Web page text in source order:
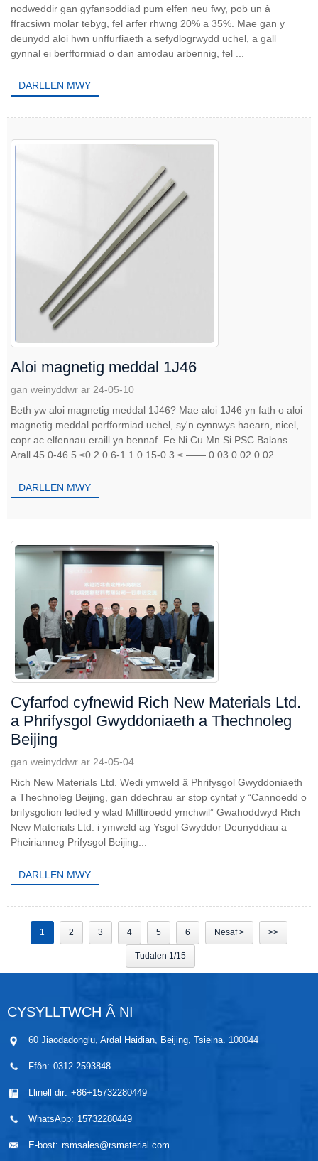
nodweddir gan gyfansoddiad pum elfen neu fwy, pob un â
ffracsiwn molar tebyg, fel arfer rhwng 20% ​​a 35%. Mae gan y
deunydd aloi hwn unffurfiaeth a sefydlogrwydd uchel, a gall
gynnal ei berfformiad o dan amodau arbennig, fel ...
DARLLEN MWY
Aloi magnetig meddal 1J46
gan weinyddwr ar 24-05-10
Beth yw aloi magnetig meddal 1J46? Mae aloi 1J46 yn fath o aloi
magnetig meddal perfformiad uchel, sy'n cynnwys haearn, nicel,
copr ac elfennau eraill yn bennaf. Fe Ni Cu Mn Si PSC Balans
Arall 45.0-46.5 ≤0.2 0.6-1.1 0.15-0.3 ≤ —— 0.03 0.02 0.02 ...
DARLLEN MWY
Cyfarfod cyfnewid Rich New Materials Ltd.
a Phrifysgol Gwyddoniaeth a Thechnoleg
Beijing
gan weinyddwr ar 24-05-04
Rich New Materials Ltd. Wedi ymweld â Phrifysgol Gwyddoniaeth
a Thechnoleg Beijing, gan ddechrau ar stop cyntaf y “Cannoedd o
brifysgolion ledled y wlad Milltiroedd ymchwil” Gwahoddwyd Rich
New Materials Ltd. i ymweld ag Ysgol Gwyddor Deunyddiau a
Pheirianneg Prifysgol Beijing...
DARLLEN MWY
1 2 3 4 5 6 Nesaf > >>
Tudalen 1/15
CYSYLLTWCH Â NI
60 Jiaodadonglu, Ardal Haidian, Beijing, Tsieina. 100044
Ffôn: 0312-2593848
Llinell dir: +86+15732280449
WhatsApp: 15732280449
E-bost: rsmsales@rsmaterial.com